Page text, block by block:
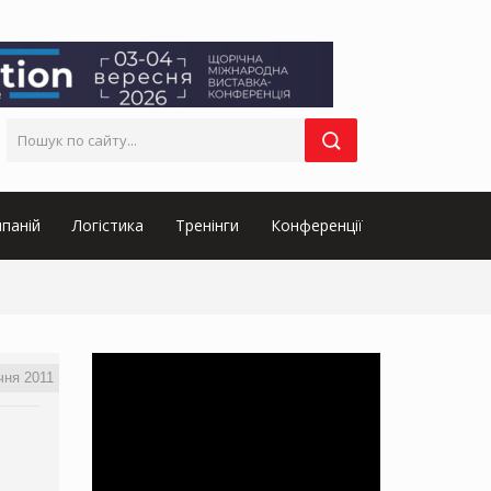
Логістика Тренінги Конференції
2011